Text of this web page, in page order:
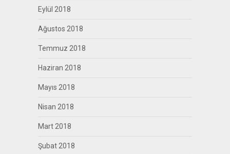
Eylül 2018
Ağustos 2018
Temmuz 2018
Haziran 2018
Mayıs 2018
Nisan 2018
Mart 2018
Şubat 2018